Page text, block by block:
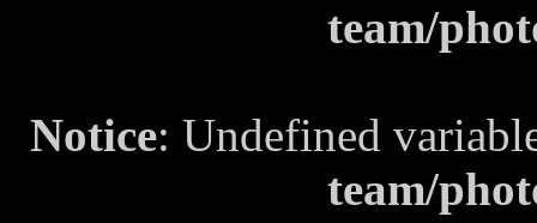
team/
Notice: Undefined
team/